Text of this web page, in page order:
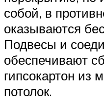
собой, в
оказываются
Подвесы и
обеспечивают
гипсокартон из
потолок.